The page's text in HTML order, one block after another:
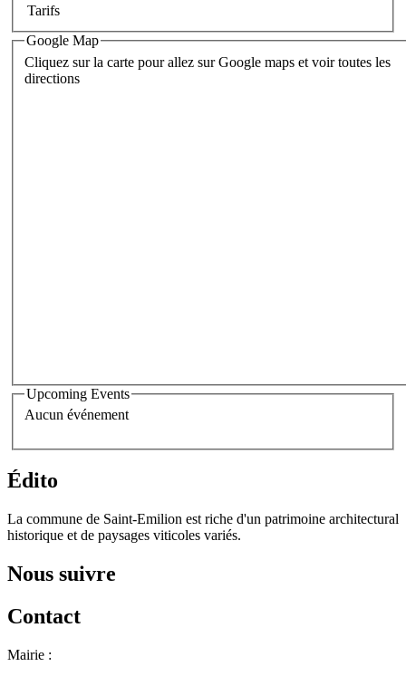
Tarifs
Google Map
Cliquez sur la carte pour allez sur Google maps et voir toutes les
directions
Upcoming Events
Aucun événement
Édito
La commune de Saint-Emilion est riche d'un patrimoine architectural
historique et de paysages viticoles variés.
Nous suivre
Contact
Mairie :